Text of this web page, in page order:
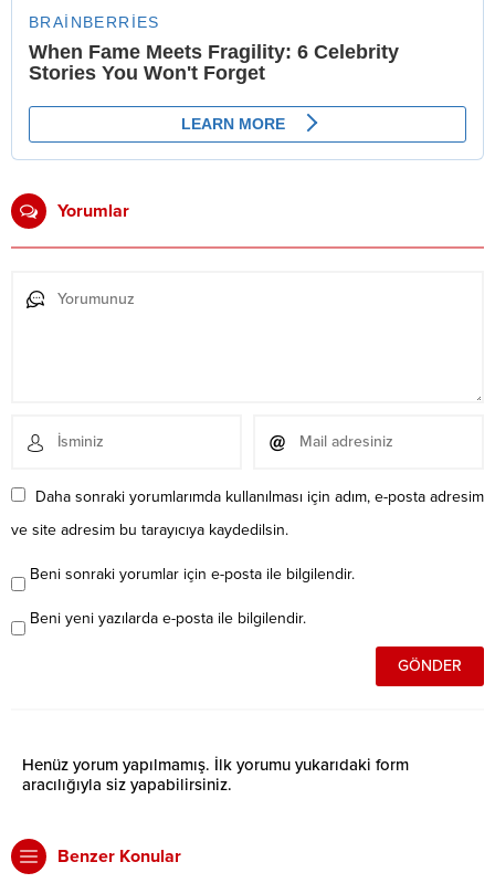
Yorumlar
Daha sonraki yorumlarımda kullanılması için adım, e-posta adresim
ve site adresim bu tarayıcıya kaydedilsin.
Beni sonraki yorumlar için e-posta ile bilgilendir.
Beni yeni yazılarda e-posta ile bilgilendir.
Henüz yorum yapılmamış. İlk yorumu yukarıdaki form
aracılığıyla siz yapabilirsiniz.
Benzer Konular